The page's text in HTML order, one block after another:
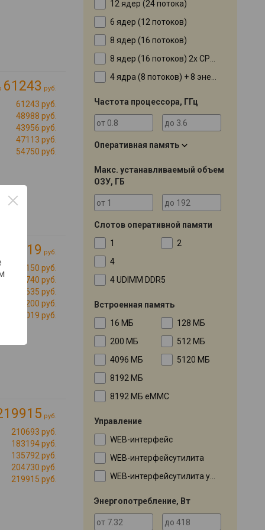
61243 руб.
61243 руб.
48988 руб.
43956 руб.
47113 руб.
54750 руб.
200019 руб.
181150 руб.
181740 руб.
166635 руб.
186200 руб.
200019 руб.
руб.
210693 руб.
183194 руб.
135792 руб.
204730 руб.
219915 руб.
12 ядер (24 потока)
6 ядер (12 потоков)
8 ядер (16 потоков)
8 ядер (16 потоков) 2x CPU 48
4 ядра (8 потоков) + 8 энергоэффективных ядер
Частота процессора, ГГц
Оперативная память
Макс. устанавливаемый объем
ОЗУ, ГБ
Слотов оперативной памяти
1
2
4
4 UDIMM DDR5
Встроенная память
16 МБ
128 МБ
200 МБ
512 МБ
4096 МБ
5120 МБ
8192 МБ
8192 МБ eMMC
Управление
WEB-интерфейс
WEB-интерфейсутилита
WEB-интерфейсутилита утилита
Энергопотребление, Вт